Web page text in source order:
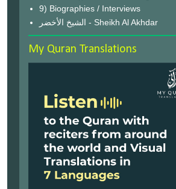
9) Biographies / Interviews
الشيخ الأخضر - Sheikh Al Akhdar
My Quran Translations